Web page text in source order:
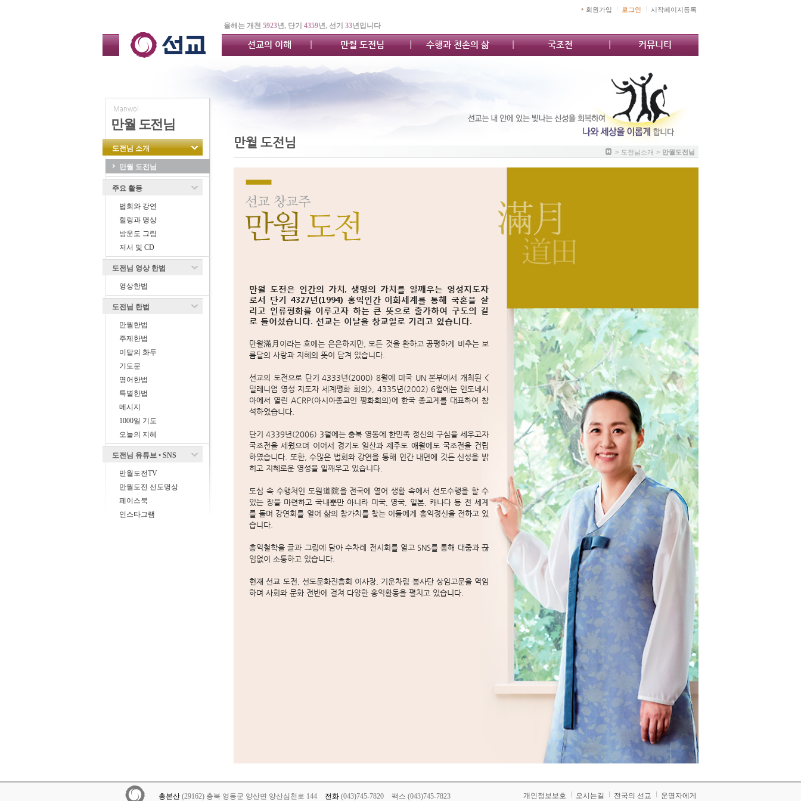
올해는 개천 5923년, 단기 4359년, 선기 33년입니다
회원가입 로그인 시작페이지등록
선교의 이해 만월 도전님 수행과 천손의 삶 국조전 커뮤니티
Manwol
만월 도전님
도전님 소개
만월 도전님
주요 활동
법회와 강연
힐링과 명상
방운도 그림
저서 및 CD
도전님 영상 한법
영상한법
도전님 한법
만월한법
주제한법
이달의 화두
기도문
영어한법
특별한법
메시지
1000일 기도
오늘의 지혜
도전님 유튜브 • SNS
만월도전TV
만월도전 선도명상
페이스북
인스타그램
만월 도전님
> 도전님소개 > 만월도전님
만월 도전은 인간의 가치, 생명의 가치를 일깨우는 영성지도자
로서 단기 4327년(1994) 홍익인간 이화세계를 통해 국혼을 살
리고 인류평화를 이루고자 하는 큰 뜻으로 출가하여 구도의 길
로 들어섰습니다. 선교는 이날을 창교일로 기리고 있습니다.
만월滿月이라는 호에는 은은하지만, 모든 것을 환하고 공평하게 비추는 보
름달의 사랑과 지혜의 뜻이 담겨 있습니다.
선교의 도전으로 단기 4333년(2000) 8월에 미국 UN 본부에서 개최된 <
밀레니엄 영성 지도자 세계평화 회의>, 4335년(2002) 6월에는 인도네시
아에서 열린 ACRP(아시아종교인 평화회의)에 한국 종교계를 대표하여 참
석하였습니다.
단기 4339년(2006) 3월에는 충북 영동에 한민족 정신의 구심을 세우고자
국조전을 세웠으며 이어서 경기도 일산과 제주도 애월에도 국조전을 건립
하였습니다. 또한, 수많은 법회와 강연을 통해 인간 내면에 깃든 신성을 밝
히고 지혜로운 영성을 일깨우고 있습니다.
도심 속 수행처인 도원道院을 전국에 열어 생활 속에서 선도수행을 할 수
있는 장을 마련하고 국내뿐만 아니라 미국, 영국, 일본, 캐나다 등 전 세계
를 돌며 강연회를 열어 삶의 참가치를 찾는 이들에게 홍익정신을 전하고 있
습니다.
홍익철학을 글과 그림에 담아 수차례 전시회를 열고 SNS를 통해 대중과 끊
임없이 소통하고 있습니다.
현재 선교 도전, 선도문화진흥회 이사장, 기운차림 봉사단 상임고문을 역임
하며 사회와 문화 전반에 걸쳐 다양한 홍익활동을 펼치고 있습니다.
개인정보보호 오시는길 전국의 선교 운영자에게
총본산 (29162) 충북 영동군 양산면 양산심천로 144 전화 (043)745-7820 팩스 (043)745-7823